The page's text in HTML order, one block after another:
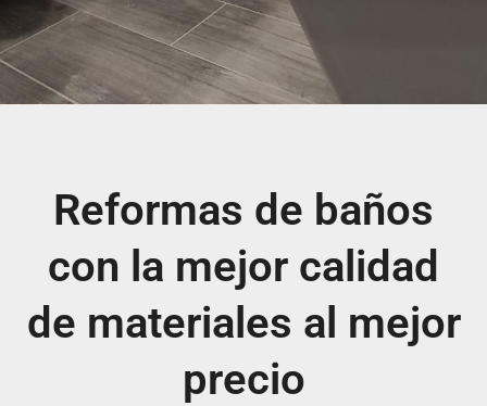
Reformas de baños
con la mejor calidad
de materiales al mejor
precio